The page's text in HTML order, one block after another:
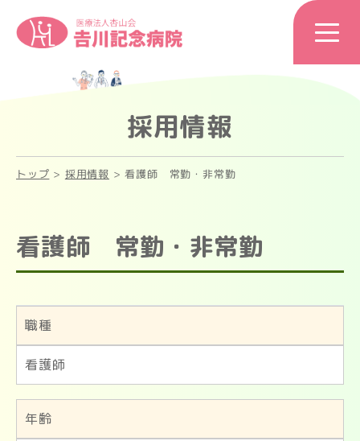
採用情報
トップ > 採用情報 >看護師 常勤・非常勤
看護師 常勤・非常勤
職種
看護師
年齢